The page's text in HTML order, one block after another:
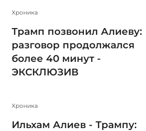
Xроника
Трамп позвонил Алиеву:
разговор продолжался
более 40 минут -
ЭКСКЛЮЗИВ
Xроника
Ильхам Алиев - Трампу: